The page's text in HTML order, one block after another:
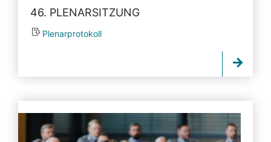
46. PLENARSITZUNG
Plenarprotokoll